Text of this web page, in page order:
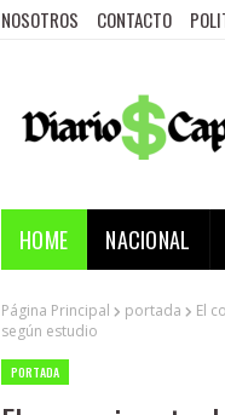
NOSOTROS CONTACTO
HOME NACIONAL
Página Principal portada
El
según estudio
PORTADA